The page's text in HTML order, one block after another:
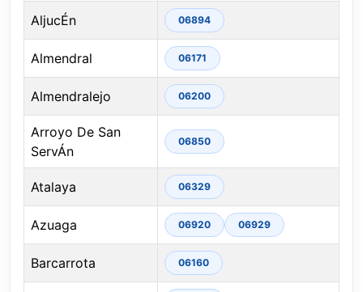
AljucÉn 06894
Almendral 06171
Almendralejo 06200
Arroyo De San
ServÁn
06850
Atalaya 06329
Azuaga 06920 06929
Barcarrota 06160